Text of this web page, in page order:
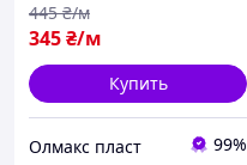
345₴/м
445 ₴/м
Купить
Олмакс пласт 99%